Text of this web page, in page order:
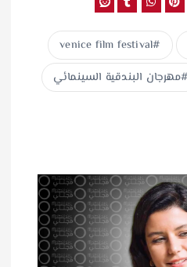
venice film festival
مهرجان البندقية السينمائي